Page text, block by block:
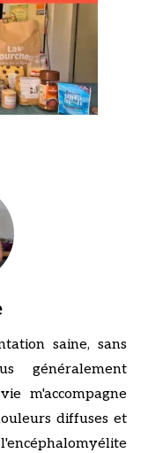
saine, sans
généralement
m'accompagne
diffuses et